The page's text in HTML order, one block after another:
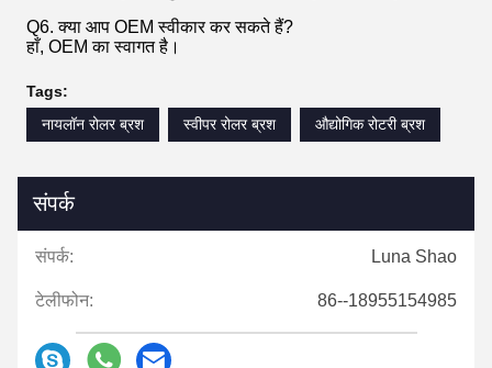
Q6. क्या आप OEM स्वीकार कर सकते हैं?
हाँ, OEM का स्वागत है।
Tags:
नायलॉन रोलर ब्रश
स्वीपर रोलर ब्रश औद्योगिक रोटरी ब्रश
संपर्क
संपर्क: Luna Shao
टेलीफोन: 86--18955154985